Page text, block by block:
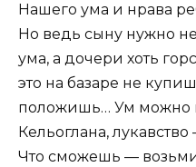
Нашего ума и нрава
Но ведь сыну нужно
ума, а дочери хоть
это на базаре не
положишь… Ум можно
Кельоглана,
Что сможешь —